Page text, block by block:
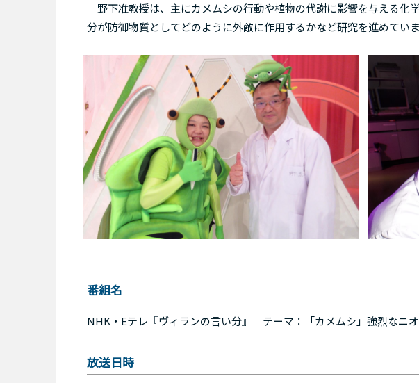
野下准教授は、主にカメムシの行動や植物の代謝に影響を与える化
分が防御物質としてどのように外敵に作用するかなど研究を進めていま
番組名
NHK・Eテレ『ヴィランの言い分』 テーマ：「カメムシ」強烈なニ
放送日時